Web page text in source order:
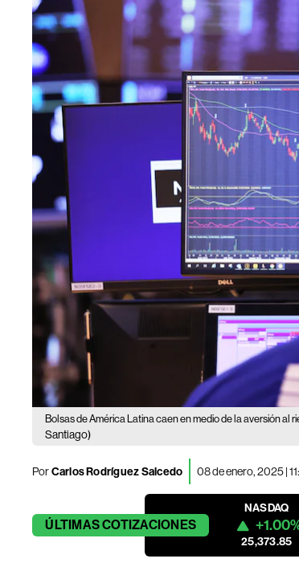
Bolsas de América Latina caen en medio de la aversión al
Santiago)
PorCarlos Rodríguez Salcedo 08 de enero, 2025 |
ÚLTIMASCOTIZACIONES
NASDAQ
25,373.85